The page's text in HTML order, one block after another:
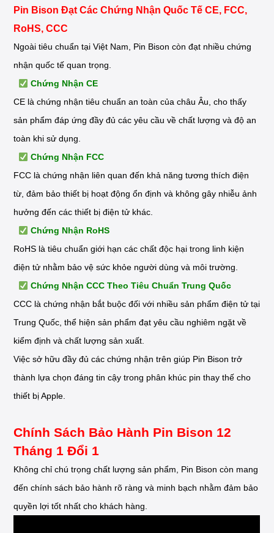
Pin Bison Đạt Các Chứng Nhận Quốc Tế CE, FCC,
RoHS, CCC
Ngoài tiêu chuẩn tại Việt Nam, Pin Bison còn đạt nhiều chứng
nhận quốc tế quan trọng.
Chứng Nhận CE
CE là chứng nhận tiêu chuẩn an toàn của châu Âu, cho thấy
sản phẩm đáp ứng đầy đủ các yêu cầu về chất lượng và độ an
toàn khi sử dụng.
Chứng Nhận FCC
FCC là chứng nhận liên quan đến khả năng tương thích điện
từ, đảm bảo thiết bị hoạt động ổn định và không gây nhiễu ảnh
hưởng đến các thiết bị điện tử khác.
Chứng Nhận RoHS
RoHS là tiêu chuẩn giới hạn các chất độc hại trong linh kiện
điện tử nhằm bảo vệ sức khỏe người dùng và môi trường.
Chứng Nhận CCC Theo Tiêu Chuẩn Trung Quốc
CCC là chứng nhận bắt buộc đối với nhiều sản phẩm điện tử tại
Trung Quốc, thể hiện sản phẩm đạt yêu cầu nghiêm ngặt về
kiểm định và chất lượng sản xuất.
Việc sở hữu đầy đủ các chứng nhận trên giúp Pin Bison trở
thành lựa chọn đáng tin cậy trong phân khúc pin thay thế cho
thiết bị Apple.
Chính Sách Bảo Hành Pin Bison 12
Tháng 1 Đổi 1
Không chỉ chú trọng chất lượng sản phẩm, Pin Bison còn mang
đến chính sách bảo hành rõ ràng và minh bạch nhằm đảm bảo
quyền lợi tốt nhất cho khách hàng.